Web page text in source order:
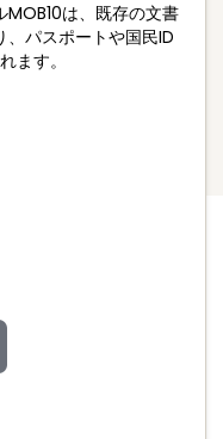
は、既存の文書
パスポートや国民ID
ます。